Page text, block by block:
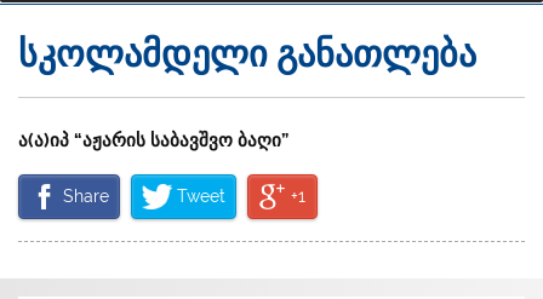
სკოლამდელი განათლება
ა(ა)იპ “აჟარის საბავშვო ბაღი”
Share Tweet +1